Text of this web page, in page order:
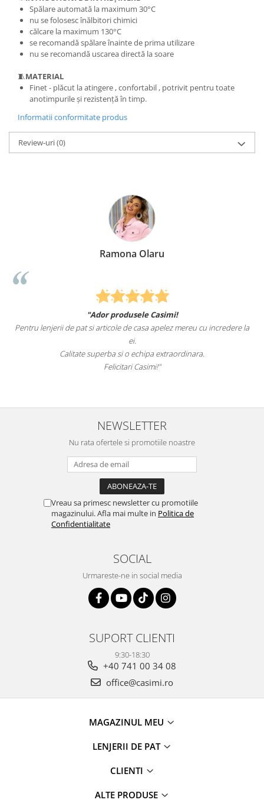
Spălare automată la maximum 30°C
nu se folosesc înălbitori chimici
călcare la maximum 130°C
se recomandă spălare înainte de prima utilizare
nu se recomandă uscarea directă la soare
🧵MATERIAL
Finet - plăcut la atingere , confortabil , potrivit pentru toate
anotimpurile și rezistență în timp.
Informatii conformitate produs
Review-uri(0)
Ramona Olaru
"Ador produsele Casimi!
Pentru lenjerii de pat si articole de casa apelez mereu cu incredere la
ei.
Calitate superba si o echipa extraordinara.
Felicitari Casimi!"
NEWSLETTER
Nu rata ofertele si promotiile noastre
Vreau sa primesc newsletter cu promotiile
magazinului. Afla mai multe in Politica de
Confidentialitate
SOCIAL
Urmareste-ne in social media
SUPORT CLIENTI
9:30-18:30
+40 741 00 34 08
office@casimi.ro
MAGAZINUL MEU
LENJERII DE PAT
CLIENTI
ALTE PRODUSE